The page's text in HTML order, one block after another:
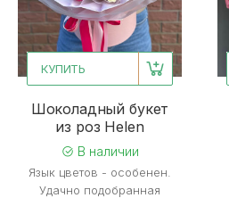
КУПИТЬ
Шоколадный букет
из роз Helen
В наличии
Язык цветов - особенен.
Удачно подобранная